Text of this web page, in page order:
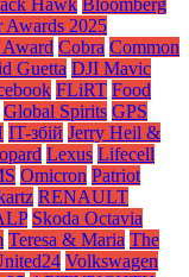
Awards 2025
Cobra Common
Guetta DJI Mavic
FLiRT Food
Global Spirits GPS
IT-збій Jerry Heil &
Lexus Lifecell
Omicron Patriot
RENAULT
Skoda Octavia
Teresa & Maria The
Volkswagen